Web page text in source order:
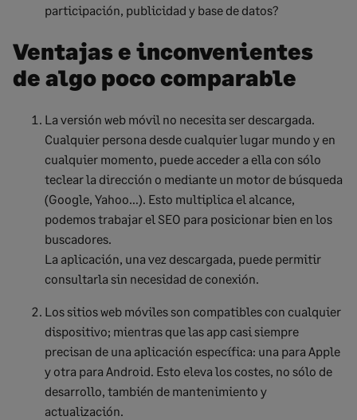
participación, publicidad y base de datos?
Ventajas e inconvenientes
de algo poco comparable
La versión web móvil no necesita ser descargada.
Cualquier persona desde cualquier lugar mundo y en
cualquier momento, puede acceder a ella con sólo
teclear la dirección o mediante un motor de búsqueda
(Google, Yahoo…). Esto multiplica el alcance,
podemos trabajar el SEO para posicionar bien en los
buscadores.
La aplicación, una vez descargada, puede permitir
consultarla sin necesidad de conexión.
Los sitios web móviles son compatibles con cualquier
dispositivo; mientras que las app casi siempre
precisan de una aplicación específica: una para Apple
y otra para Android. Esto eleva los costes, no sólo de
desarrollo, también de mantenimiento y
actualización.